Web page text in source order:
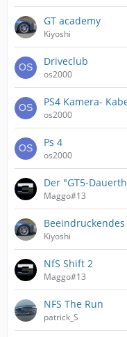
GT academy
Kiyoshi
Driveclub
os2000
PS4 Kamera-
os2000
Ps 4
os2000
Der "GT5-
Maggo#13
Kiyoshi
NfS Shift 2
Maggo#13
NFS The Run
patrick_S